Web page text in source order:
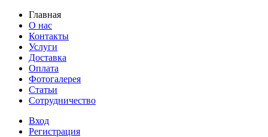
Главная
О нас
Контакты
Услуги
Доставка
Оплата
Фотогалерея
Статьи
Сотрудничество
Вход
Регистрация